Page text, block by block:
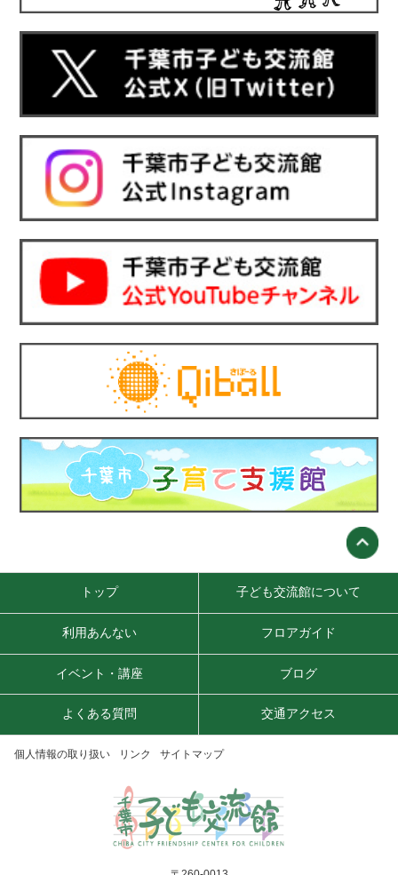
トップ 子ども交流館について
利用あんない フロアガイド
イベント・講座 ブログ
よくある質問 交通アクセス
個人情報の取り扱い リンク サイトマップ